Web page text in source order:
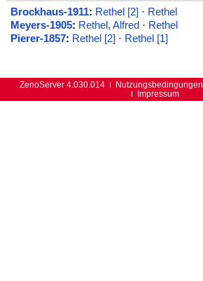
Brockhaus-1911: Rethel [2] · Rethel
Meyers-1905: Rethel, Alfred · Rethel
Pierer-1857: Rethel [2] · Rethel [1]
ZenoServer 4.030.014 Nutzungsbedingungen
Impressum